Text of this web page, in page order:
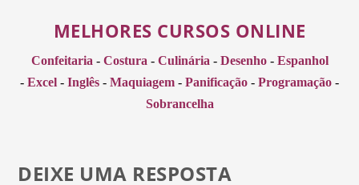
MELHORES CURSOS ONLINE
Confeitaria - Costura - Culinária - Desenho- Espanhol
- Excel - Inglês - Maquiagem - Panificação - Programação -
Sobrancelha
DEIXE UMA RESPOSTA